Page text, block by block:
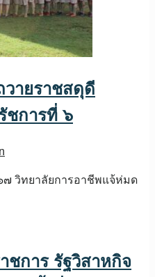
วายราชสดุดี
ชการที่ ๖
วิทยาลัยการอาชีพแจ้ห่มด
ชการ รัฐวิสาหกิจ